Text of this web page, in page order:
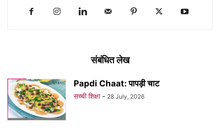
संबंधित लेख
Papdi Chaat: पापड़ी चाट
सच्ची शिक्षा - 28 July, 2026